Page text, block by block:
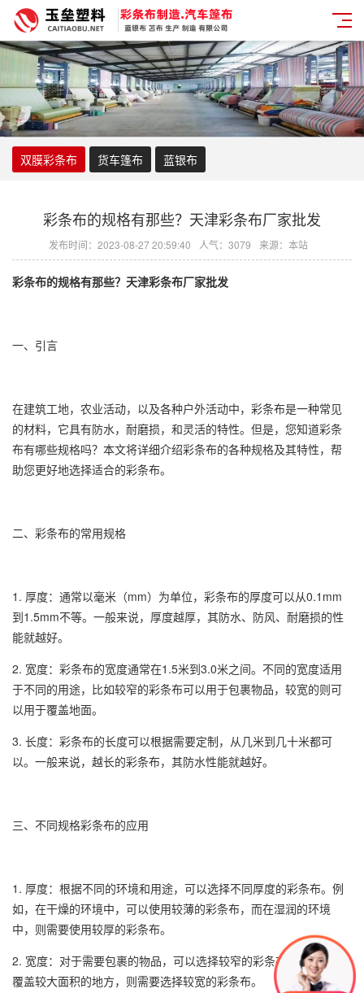
双膜彩条布 货车篷布 蓝银布
彩条布的规格有那些？天津彩条布厂家批发
发布时间：2023-08-27 20:59:40 人气：3079 来源：本站
彩条布的规格有那些？天津彩条布厂家批发
一、引言
在建筑工地，农业活动，以及各种户外活动中， 彩条布是一种常见
的材料，它具有防水，耐磨损，和灵活的特性。但是，您知道彩条
布有哪些规格吗？本文将详细介绍彩条布的各种规格及其特性，帮
助您更好地选择适合的彩条布。
二、彩条布的常用规格
1. 厚度：通常以毫米（mm）为单位，彩条布的厚度可以从0.1mm
到1.5mm不等。一般来说，厚度越厚，其防水、防风、耐磨损的性
能就越好。
2. 宽度：彩条布的宽度通常在1.5米到3.0米之间。不同的宽度适用
于不同的用途，比如较窄的彩条布可以用于包裹物品，较宽的则可
以用于覆盖地面。
3. 长度：彩条布的长度可以根据需要定制，从几米到几十米都可
以。一般来说，越长的彩条布，其防水性能就越好。
三、不同规格彩条布的应用
1. 厚度：根据不同的环境和用途，可以选择不同厚度的彩条布。例
如，在干燥的环境中，可以使用较薄的彩条布，而在湿润的环境
中，则需要使用较厚的彩条布。
2. 宽度：对于需要包裹的物品，可以选择较窄的彩条布；对于需要
覆盖较大面积的地方，则需要选择较宽的彩条布。